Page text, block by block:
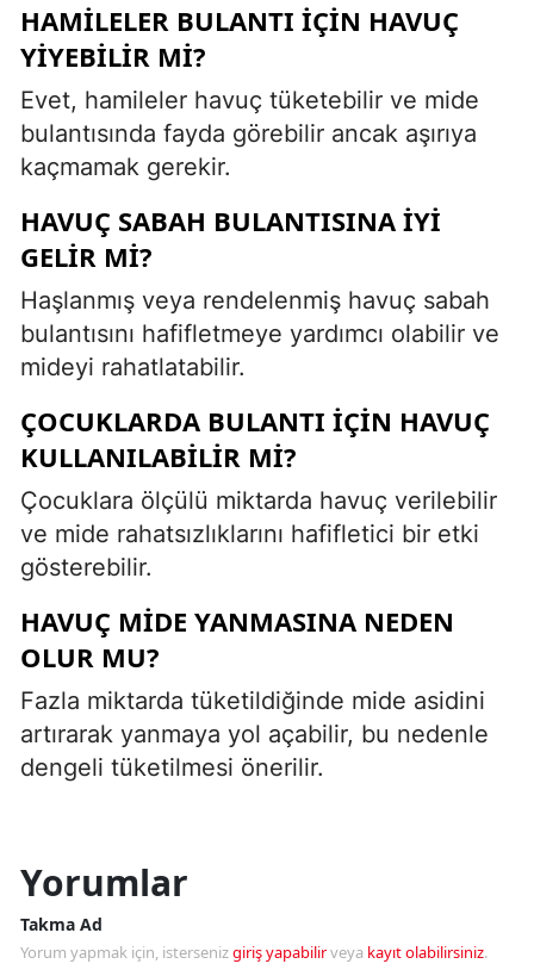
HAMILELER BULANTI IÇIN HAVUÇ
YIYEBILIR MI?
Evet, hamileler havuç tüketebilir ve mide
bulantısında fayda görebilir ancak aşırıya
kaçmamak gerekir.
HAVUÇ SABAH BULANTISINA IYI
GELIR MI?
Haşlanmış veya rendelenmiş havuç sabah
bulantısını hafifletmeye yardımcı olabilir ve
mideyi rahatlatabilir.
ÇOCUKLARDA BULANTI IÇIN HAVUÇ
KULLANILABILIR MI?
Çocuklara ölçülü miktarda havuç verilebilir
ve mide rahatsızlıklarını hafifletici bir etki
gösterebilir.
HAVUÇ MIDE YANMASINA NEDEN
OLUR MU?
Fazla miktarda tüketildiğinde mide asidini
artırarak yanmaya yol açabilir, bu nedenle
dengeli tüketilmesi önerilir.
Yorumlar
Takma Ad
Yorum yapmak için, istersenizgiriş yapabilirveya kayıt olabilirsiniz.